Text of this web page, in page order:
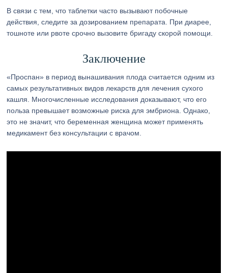
В связи с тем, что таблетки часто вызывают побочные
действия, следите за дозированием препарата. При диарее,
тошноте или рвоте срочно вызовите бригаду скорой помощи.
Заключение
«Проспан» в период вынашивания плода считается одним из
самых результативных видов лекарств для лечения сухого
кашля. Многочисленные исследования доказывают, что его
польза превышает возможные риска для эмбриона. Однако,
это не значит, что беременная женщина может применять
медикамент без консультации с врачом.